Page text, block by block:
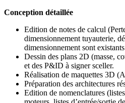
Conception détaillée
Edition de notes de calcul
dimensionnement tuyauterie,
dimensionnement sont
Dessin des plans 2D (masse,
et des P&ID à signer sceller.
Réalisation de maquettes 3D
Préparation des architectures
Edition de nomenclatures